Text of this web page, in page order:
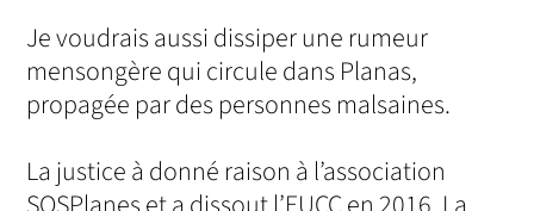
Je voudrais aussi dissiper une rumeur
mensongère qui circule dans Planas,
propagée par des personnes malsaines.
La justice à donné raison à l’association